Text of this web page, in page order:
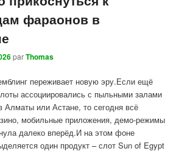
фараонов в
parThomas
переживает новую эру.Если ещё
ассоциировались с пыльными залами
Алматы или Астане, то сегодня всё
мобильные приложения, демо-режимы
далеко вперёд.И на этом фоне
один продукт – слот Sun of Egypt